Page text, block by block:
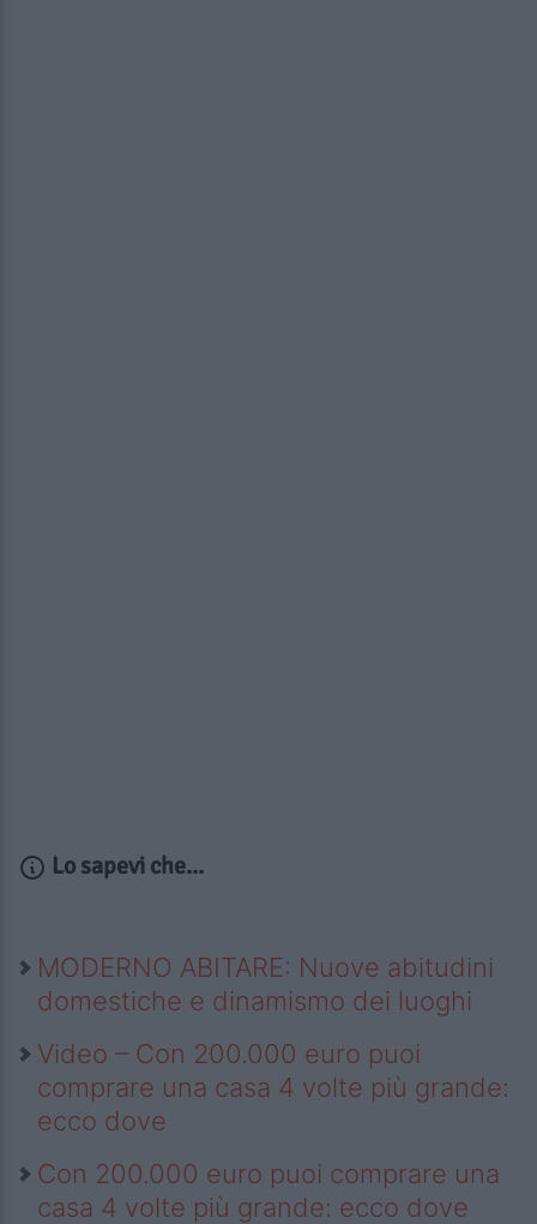
Lo sapevi che...
MODERNO ABITARE: Nuove abitudini
domestiche e dinamismo dei luoghi
Video – Con 200.000 euro puoi
comprare una casa 4 volte più grande:
ecco dove
Con 200.000 euro puoi comprare una
casa 4 volte più grande: ecco dove